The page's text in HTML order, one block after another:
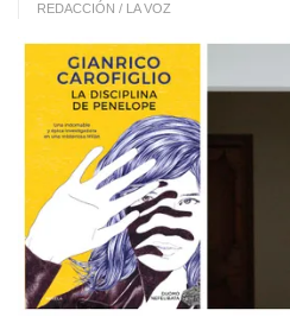
REDACCIÓN / LA VOZ